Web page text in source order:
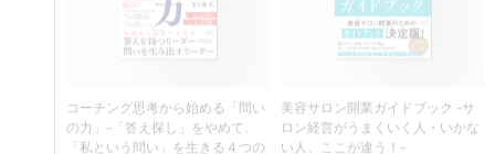
の力」-「答え探し」をやめて、
「私という問い」を生きる４つの
ステージ-
ロン経営がうまくいく人・いかな
い人、ここが違う！-